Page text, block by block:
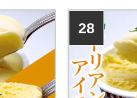
28